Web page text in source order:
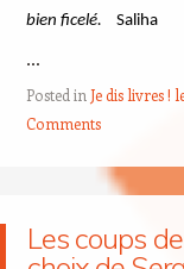
bien ficelé. Saliha
…
Posted in Je dis livres !
Comments
Les coups